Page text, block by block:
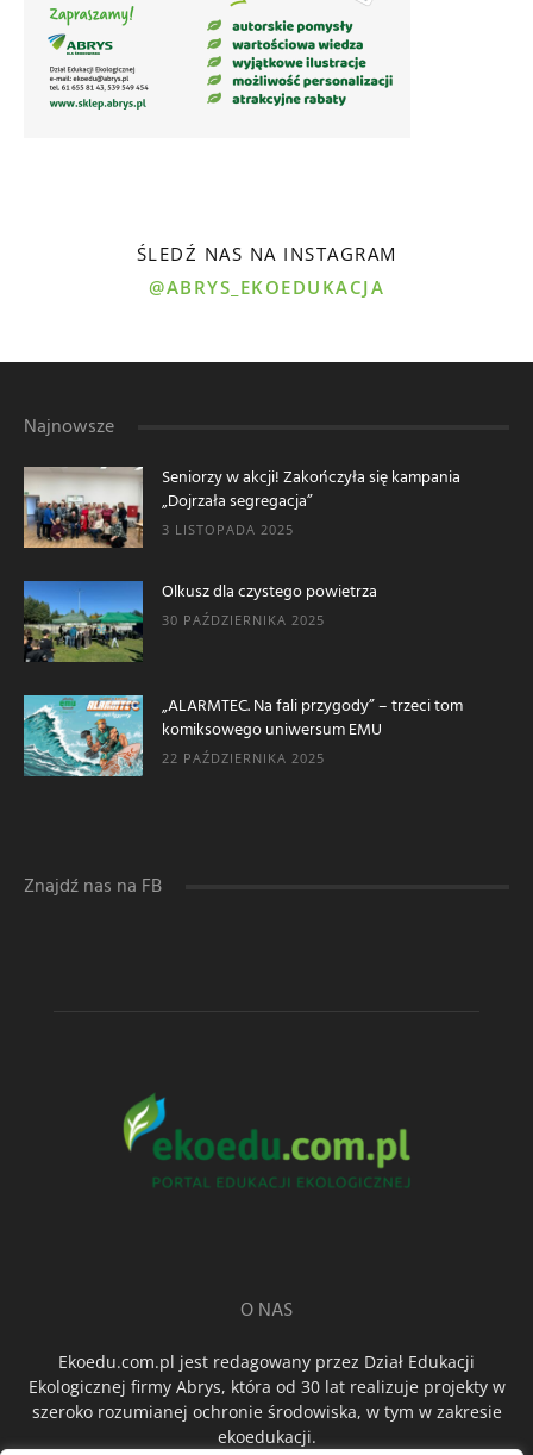
ŚLEDŹ NAS NA INSTAGRAM
@ABRYS_EKOEDUKACJA
Najnowsze
Seniorzy w akcji! Zakończyła się kampania
„Dojrzała segregacja”
3 LISTOPADA 2025
Olkusz dla czystego powietrza
30 PAŹDZIERNIKA 2025
„ALARMTEC. Na fali przygody” – trzeci tom
komiksowego uniwersum EMU
22 PAŹDZIERNIKA 2025
Znajdź nas na FB
O NAS
Ekoedu.com.pl jest redagowany przez Dział Edukacji
Ekologicznej firmy Abrys, która od 30 lat realizuje projekty w
szeroko rozumianej ochronie środowiska, w tym w zakresie
ekoedukacji.